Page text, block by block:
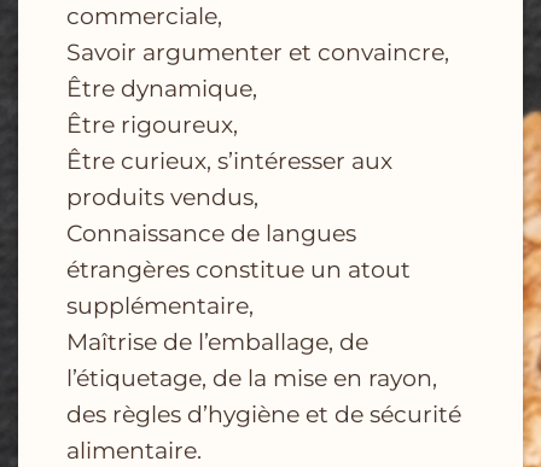
commerciale,
Savoir argumenter et convaincre,
Être dynamique,
Être rigoureux,
Être curieux, s’intéresser aux
produits vendus,
Connaissance de langues
étrangères constitue un atout
supplémentaire,
Maîtrise de l’emballage, de
l’étiquetage, de la mise en rayon,
des règles d’hygiène et de sécurité
alimentaire.